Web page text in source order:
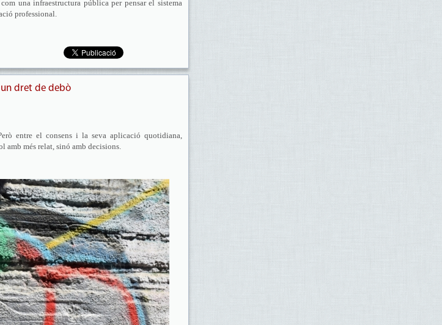
una infraestructura pública per pensar el sistema
professional.
dret de debò
entre el consens i la seva aplicació quotidiana,
amb més relat, sinó amb decisions.